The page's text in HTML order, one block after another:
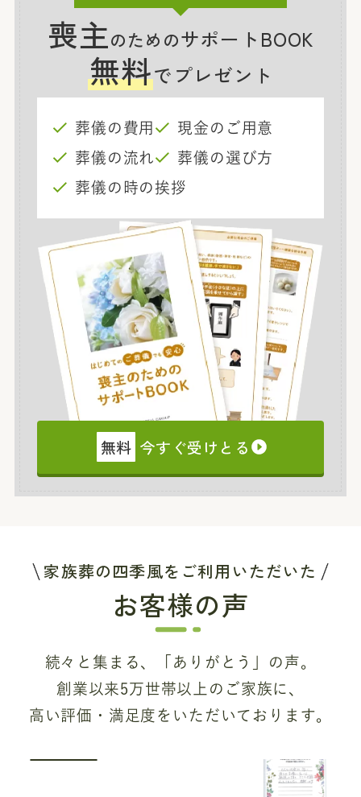
喪主のためのサポートBOOK
無料でプレゼント
葬儀の費用
現金のご用意
葬儀の流れ
葬儀の選び方
葬儀の時の挨拶
無料 今すぐ受けとる
家族葬の四季風をご利用いただいた
お客様の声
続々と集まる、「ありがとう」の声。
創業以来5万世帯以上のご家族に、
高い評価・満足度をいただいております。